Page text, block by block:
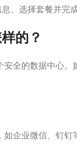
、选择套餐并
的？
全的数据中心
企业微信、钉